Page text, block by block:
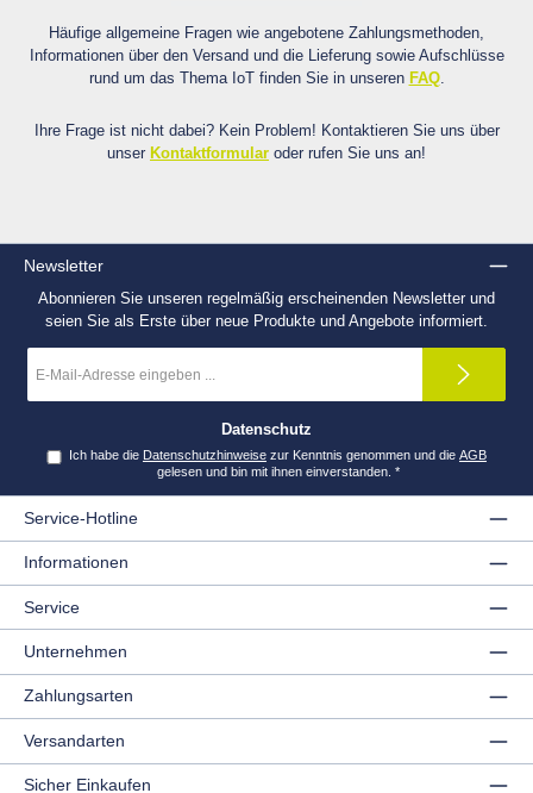
Häufige allgemeine Fragen wie angebotene Zahlungsmethoden,
Informationen über den Versand und die Lieferung sowie Aufschlüsse
rund um das Thema IoT finden Sie in unseren FAQ.
Ihre Frage ist nicht dabei? Kein Problem! Kontaktieren Sie uns über
unser Kontaktformular oder rufen Sie uns an!
Newsletter
Abonnieren Sie unseren regelmäßig erscheinenden Newsletter und
seien Sie als Erste über neue Produkte und Angebote informiert.
Mail-
*
Datenschutz
Ich habe die Datenschutzhinweisezur Kenntnis genommen und die AGB
gelesen und bin mit ihnen einverstanden. *
Service-Hotline
Informationen
Service
Unternehmen
Zahlungsarten
Versandarten
Sicher Einkaufen